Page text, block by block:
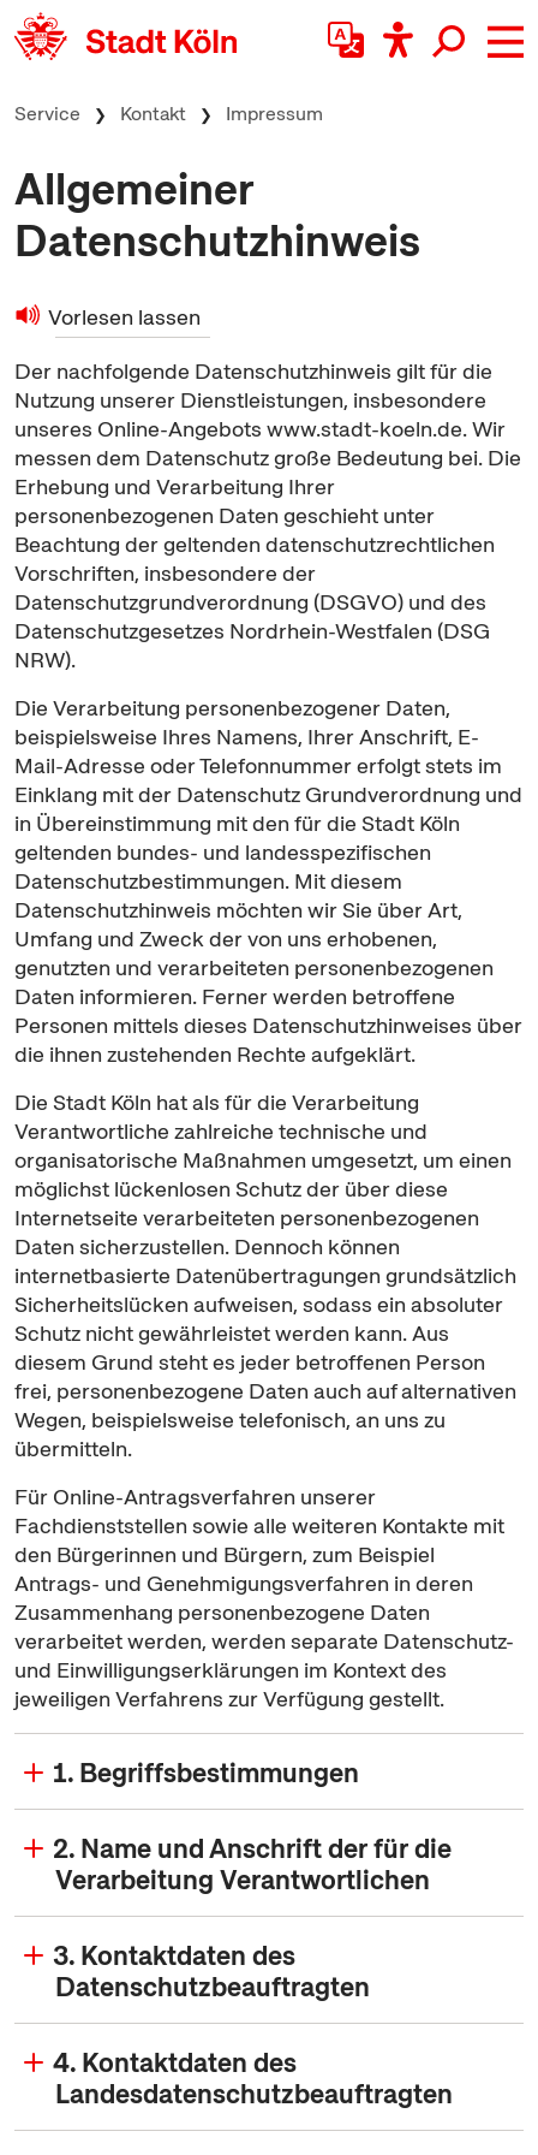
zum Inhalt springen
Service Kontakt Impressum
Allgemeiner
Datenschutzhinweis
Vorlesen lassen
Der nachfolgende Datenschutzhinweis gilt für die
Nutzung unserer Dienstleistungen, insbesondere
unseres Online-Angebots www.stadt-koeln.de.Wir
messen dem Datenschutz große Bedeutung bei. Die
Erhebung und Verarbeitung Ihrer
personenbezogenen Daten geschieht unter
Beachtung der geltenden datenschutzrechtlichen
Vorschriften, insbesondere der
Datenschutzgrundverordnung (DSGVO) und des
Datenschutzgesetzes Nordrhein-Westfalen (DSG
NRW).
Die Verarbeitung personenbezogener Daten,
beispielsweise Ihres Namens, Ihrer Anschrift, E-
Mail-Adresse oder Telefonnummer erfolgt stets im
Einklang mit der Datenschutz Grundverordnung und
in Übereinstimmung mit den für die Stadt Köln
geltenden bundes- und landesspezifischen
Datenschutzbestimmungen. Mit diesem
Datenschutzhinweis möchten wir Sie über Art,
Umfang und Zweck der von uns erhobenen,
genutzten und verarbeiteten personenbezogenen
Daten informieren. Ferner werden betroffene
Personen mittels dieses Datenschutzhinweises über
die ihnen zustehenden Rechte aufgeklärt.
Die Stadt Köln hat als für die Verarbeitung
Verantwortliche zahlreiche technische und
organisatorische Maßnahmen umgesetzt, um einen
möglichst lückenlosen Schutz der über diese
Internetseite verarbeiteten personenbezogenen
Daten sicherzustellen. Dennoch können
internetbasierte Datenübertragungen grundsätzlich
Sicherheitslücken aufweisen, sodass ein absoluter
Schutz nicht gewährleistet werden kann. Aus
diesem Grund steht es jeder betroffenen Person
frei, personenbezogene Daten auch auf alternativen
Wegen, beispielsweise telefonisch, an uns zu
übermitteln.
Für Online-Antragsverfahren unserer
Fachdienststellen sowie alle weiteren Kontakte mit
den Bürgerinnen und Bürgern, zum Beispiel
Antrags- und Genehmigungsverfahren in deren
Zusammenhang personenbezogene Daten
verarbeitet werden, werden separate Datenschutz-
und Einwilligungserklärungen im Kontext des
jeweiligen Verfahrens zur Verfügung gestellt.
1. Begriffsbestimmungen
2. Name und Anschrift der für die
Verarbeitung Verantwortlichen
3. Kontaktdaten des
Datenschutzbeauftragten
4. Kontaktdaten des
Landesdatenschutzbeauftragten